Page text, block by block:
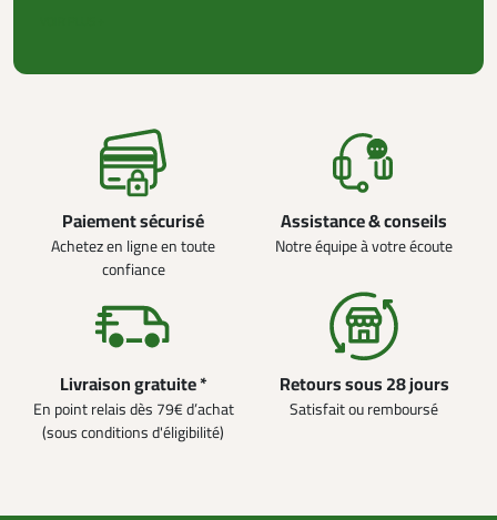
Paiement sécurisé
Achetez en ligne en toute
confiance
Assistance & conseils
Notre équipe à votre écoute
Livraison gratuite *
En point relais dès 79€ d’achat
(sous conditions d'éligibilité)
Retours sous 28 jours
Satisfait ou remboursé